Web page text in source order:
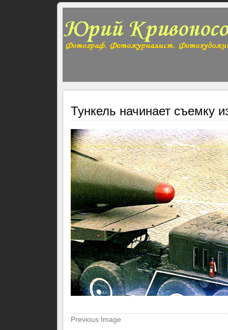
Тункель начинает съемку
Previous Image